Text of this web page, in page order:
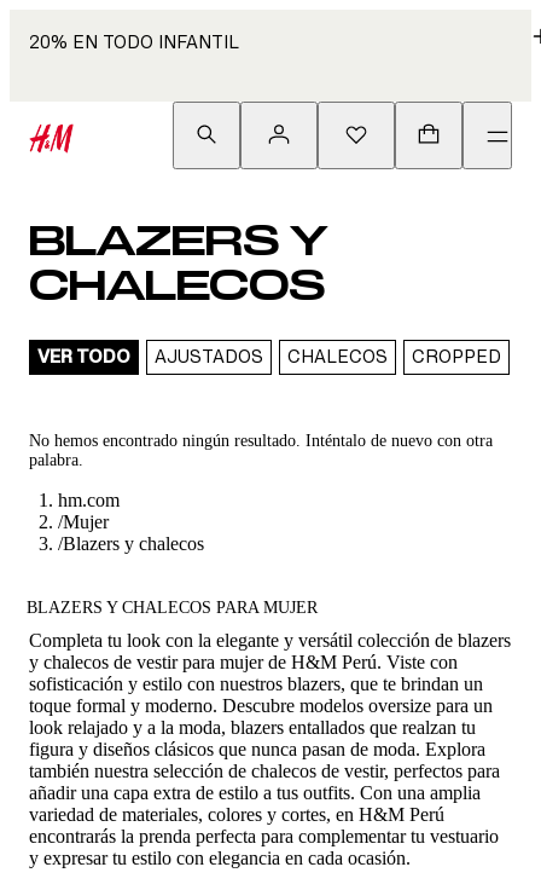
20% EN TODO INFANTIL
BLAZERS Y
CHALECOS
VER TODO AJUSTADOS CHALECOS CROPPED
No hemos encontrado ningún resultado. Inténtalo de nuevo con otra
palabra.
hm.com
/Mujer
/Blazers y chalecos
BLAZERS Y CHALECOS PARA MUJER
Completa tu look con la elegante y versátil colección de blazers
y chalecos de vestir para mujer de H&M Perú. Viste con
sofisticación y estilo con nuestros blazers, que te brindan un
toque formal y moderno. Descubre modelos oversize para un
look relajado y a la moda, blazers entallados que realzan tu
figura y diseños clásicos que nunca pasan de moda. Explora
también nuestra selección de chalecos de vestir, perfectos para
añadir una capa extra de estilo a tus outfits. Con una amplia
variedad de materiales, colores y cortes, en H&M Perú
encontrarás la prenda perfecta para complementar tu vestuario
y expresar tu estilo con elegancia en cada ocasión.